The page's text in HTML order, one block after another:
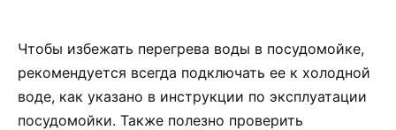
Чтобы избежать перегрева воды в посудомойке,
рекомендуется всегда подключать ее к холодной
воде, как указано в инструкции по эксплуатации
посудомойки. Также полезно проверить